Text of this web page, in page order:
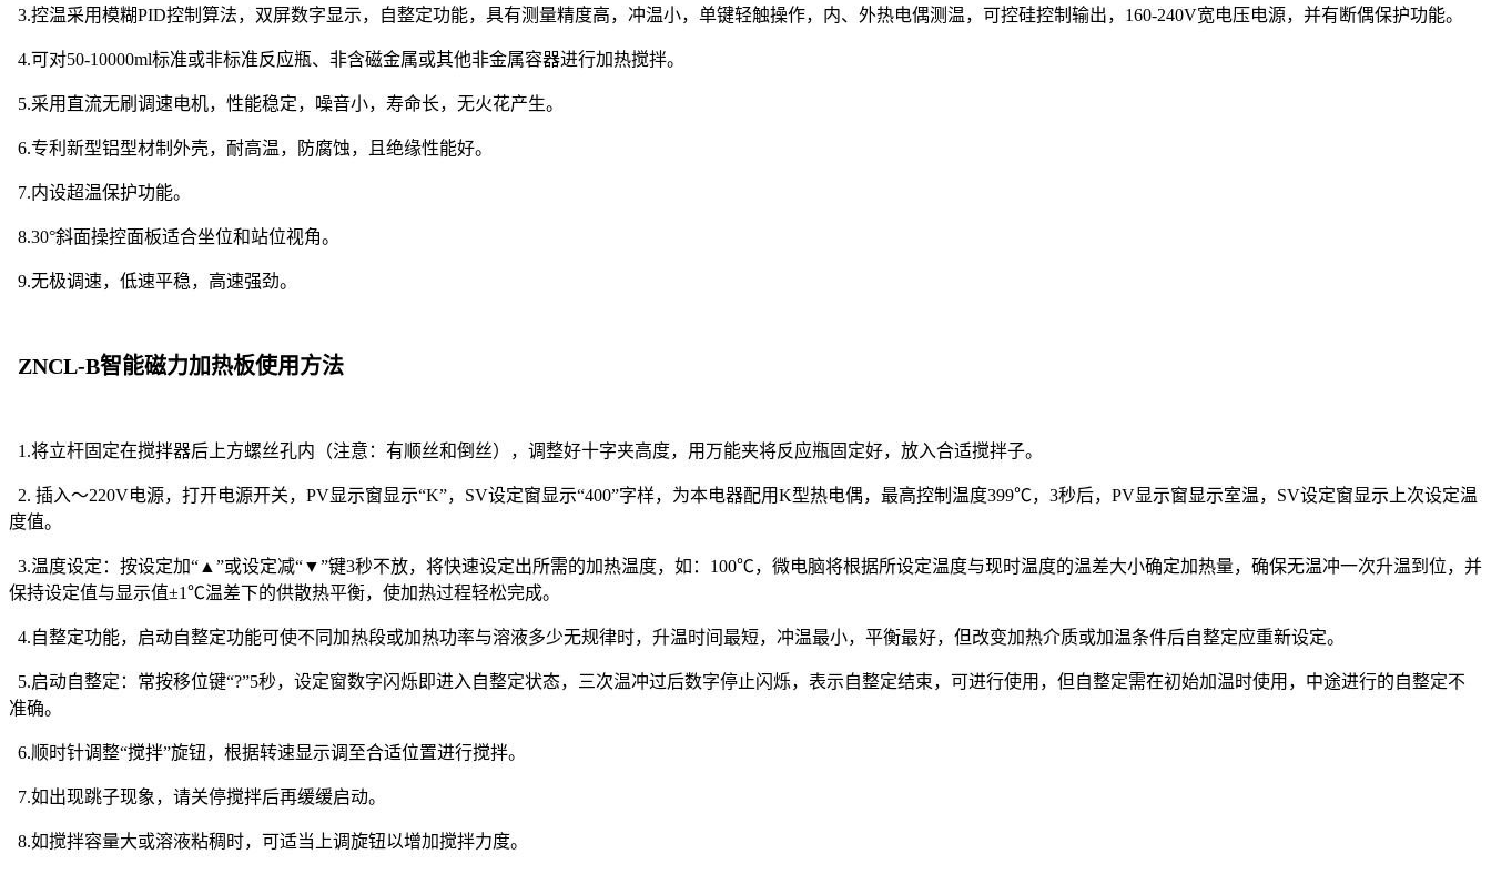
3.控温采用模糊PID控制算法，双屏数字显示，自整定功能，具有测量精度高，冲温小，单键轻触操作，内、外热电偶测温，可控硅控制输出，160-240V宽电压电源，并有断偶保护功能。
4.可对50-10000ml标准或非标准反应瓶、非含磁金属或其他非金属容器进行加热搅拌。
5.采用直流无刷调速电机，性能稳定，噪音小，寿命长，无火花产生。
6.专利新型铝型材制外壳，耐高温，防腐蚀，且绝缘性能好。
7.内设超温保护功能。
8.30°斜面操控面板适合坐位和站位视角。
9.无极调速，低速平稳，高速强劲。
ZNCL-B智能磁力加热板使用方法
1.将立杆固定在搅拌器后上方螺丝孔内（注意：有顺丝和倒丝），调整好十字夹高度，用万能夹将反应瓶固定好，放入合适搅拌子。
2. 插入～220V电源，打开电源开关，PV显示窗显示“K”，SV设定窗显示“400”字样，为本电器配用K型热电偶，最高控制温度399℃，3秒后，PV显示窗显示室温，SV设定窗显示上次设定温
度值。
3.温度设定：按设定加“▲”或设定减“▼”键3秒不放，将快速设定出所需的加热温度，如：100℃，微电脑将根据所设定温度与现时温度的温差大小确定加热量，确保无温冲一次升温到位，并
保持设定值与显示值±1℃温差下的供散热平衡，使加热过程轻松完成。
4.自整定功能，启动自整定功能可使不同加热段或加热功率与溶液多少无规律时，升温时间最短，冲温最小，平衡最好，但改变加热介质或加温条件后自整定应重新设定。
5.启动自整定：常按移位键“?”5秒，设定窗数字闪烁即进入自整定状态，三次温冲过后数字停止闪烁，表示自整定结束，可进行使用，但自整定需在初始加温时使用，中途进行的自整定不
准确。
6.顺时针调整“搅拌”旋钮，根据转速显示调至合适位置进行搅拌。
7.如出现跳子现象，请关停搅拌后再缓缓启动。
8.如搅拌容量大或溶液粘稠时，可适当上调旋钮以增加搅拌力度。